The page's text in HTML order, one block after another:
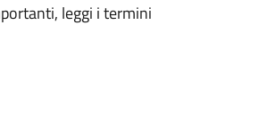
leggi i termini